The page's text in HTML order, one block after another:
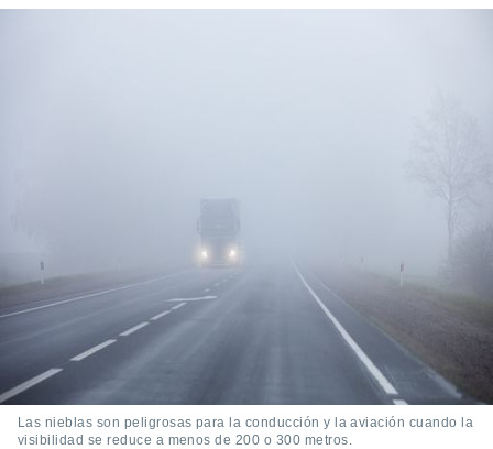
botón
todas
sean
nuestros
nos
CONTINUAR
CONFIGURACIÓN
Las nieblas son peligrosas para la conducción y la aviación cuando la
visibilidad se reduce a menos de 200 o 300 metros.